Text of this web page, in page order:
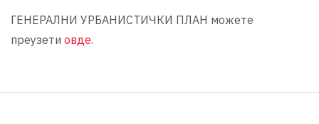
ГЕНЕРАЛНИ УРБАНИСТИЧКИ ПЛАН можете
преузети овде.